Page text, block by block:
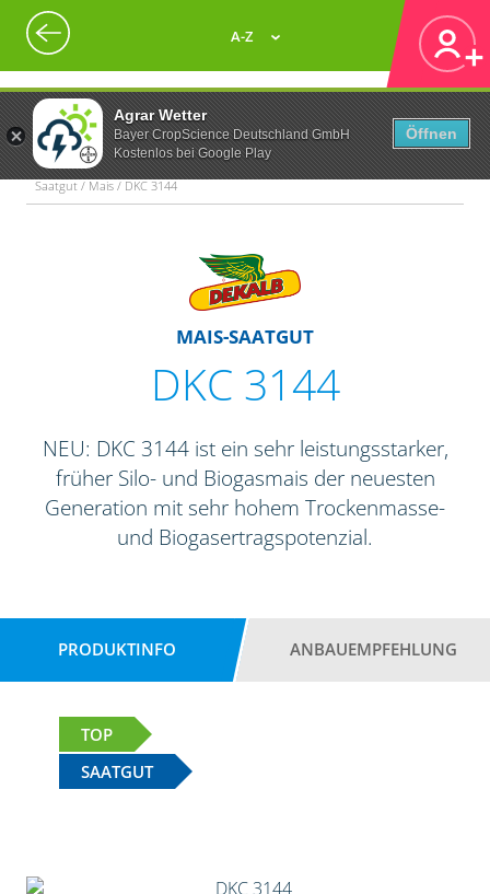
Agrar Wetter
Bayer CropScience Deutschland GmbH
Kostenlos bei Google Play
Öffnen
A-Z
Saatgut / Mais / DKC 3144
MAIS-SAATGUT
DKC 3144
NEU: DKC 3144 ist ein sehr leistungsstarker,
früher Silo- und Biogasmais der neuesten
Generation mit sehr hohem Trockenmasse-
und Biogasertragspotenzial.
PRODUKTINFO ANBAUEMPFEHLUNG
TOP
SAATGUT